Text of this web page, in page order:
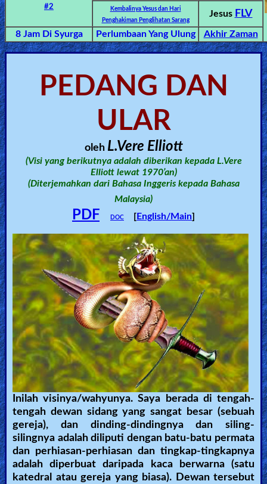
Gospel
Videos
Godly
CBN
Videos
🎞
Worship
Music
🎞
Vids
for
New
Believers
Heaven
#2
Kembalinya Yesus dan Hari
Penghakiman Penglihatan Sarang
Jesus FLV
8 Jam Di Syurga Perlumbaan Yang Ulung Akhir Zaman
PEDANG DAN
ULAR
oleh L.Vere Elliott
(Visi yang berikutnya adalah diberikan kepada L.Vere
Elliott lewat 1970’an)
(Diterjemahkan dari Bahasa Inggeris kepada Bahasa
Malaysia)
PDF DOC [English/Main]
Inilah visinya/wahyunya. Saya berada di tengah-
tengah dewan sidang yang sangat besar (sebuah
gereja), dan dinding-dindingnya dan siling-
silingnya adalah diliputi dengan batu-batu permata
dan perhiasan-perhiasan dan tingkap-tingkapnya
adalah diperbuat daripada kaca berwarna (satu
katedral atau gereja yang biasa). Dewan tersebut